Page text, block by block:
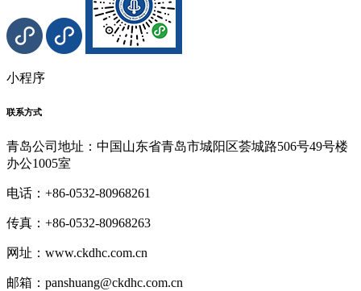
小程序
联系方式
青岛公司地址：中国山东省青岛市城阳区荟城路506号49号楼
办公1005室
电话：+86-0532-80968261
传真：+86-0532-80968263
网址：www.ckdhc.com.cn
邮箱：panshuang@ckdhc.com.cn